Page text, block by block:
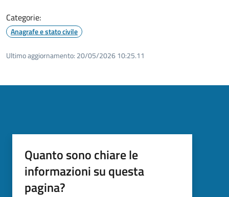
Categorie:
Anagrafe e stato civile
Ultimo aggiornamento: 20/05/2026 10:25.11
Quanto sono chiare le
informazioni su questa
pagina?